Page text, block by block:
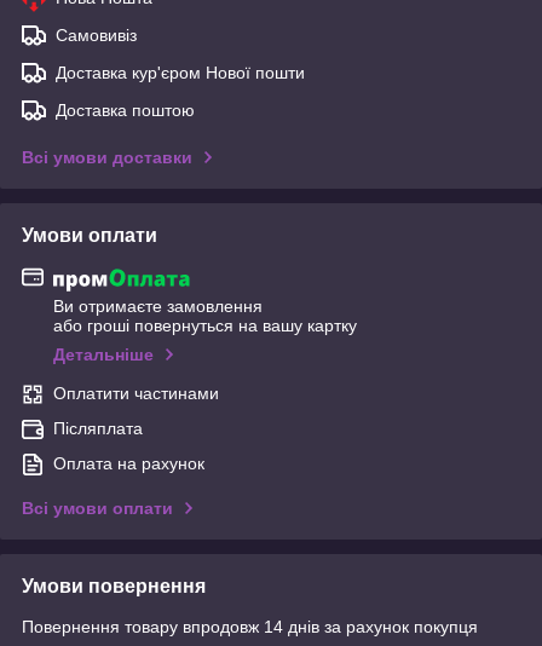
Самовивіз
Доставка кур'єром Нової пошти
Доставка поштою
Всі умови доставки
Умови оплати
Ви отримаєте замовлення
або гроші повернуться на вашу картку
Детальніше
Оплатити частинами
Післяплата
Оплата на рахунок
Всі умови оплати
Умови повернення
Повернення товару впродовж 14 днів за рахунок покупця